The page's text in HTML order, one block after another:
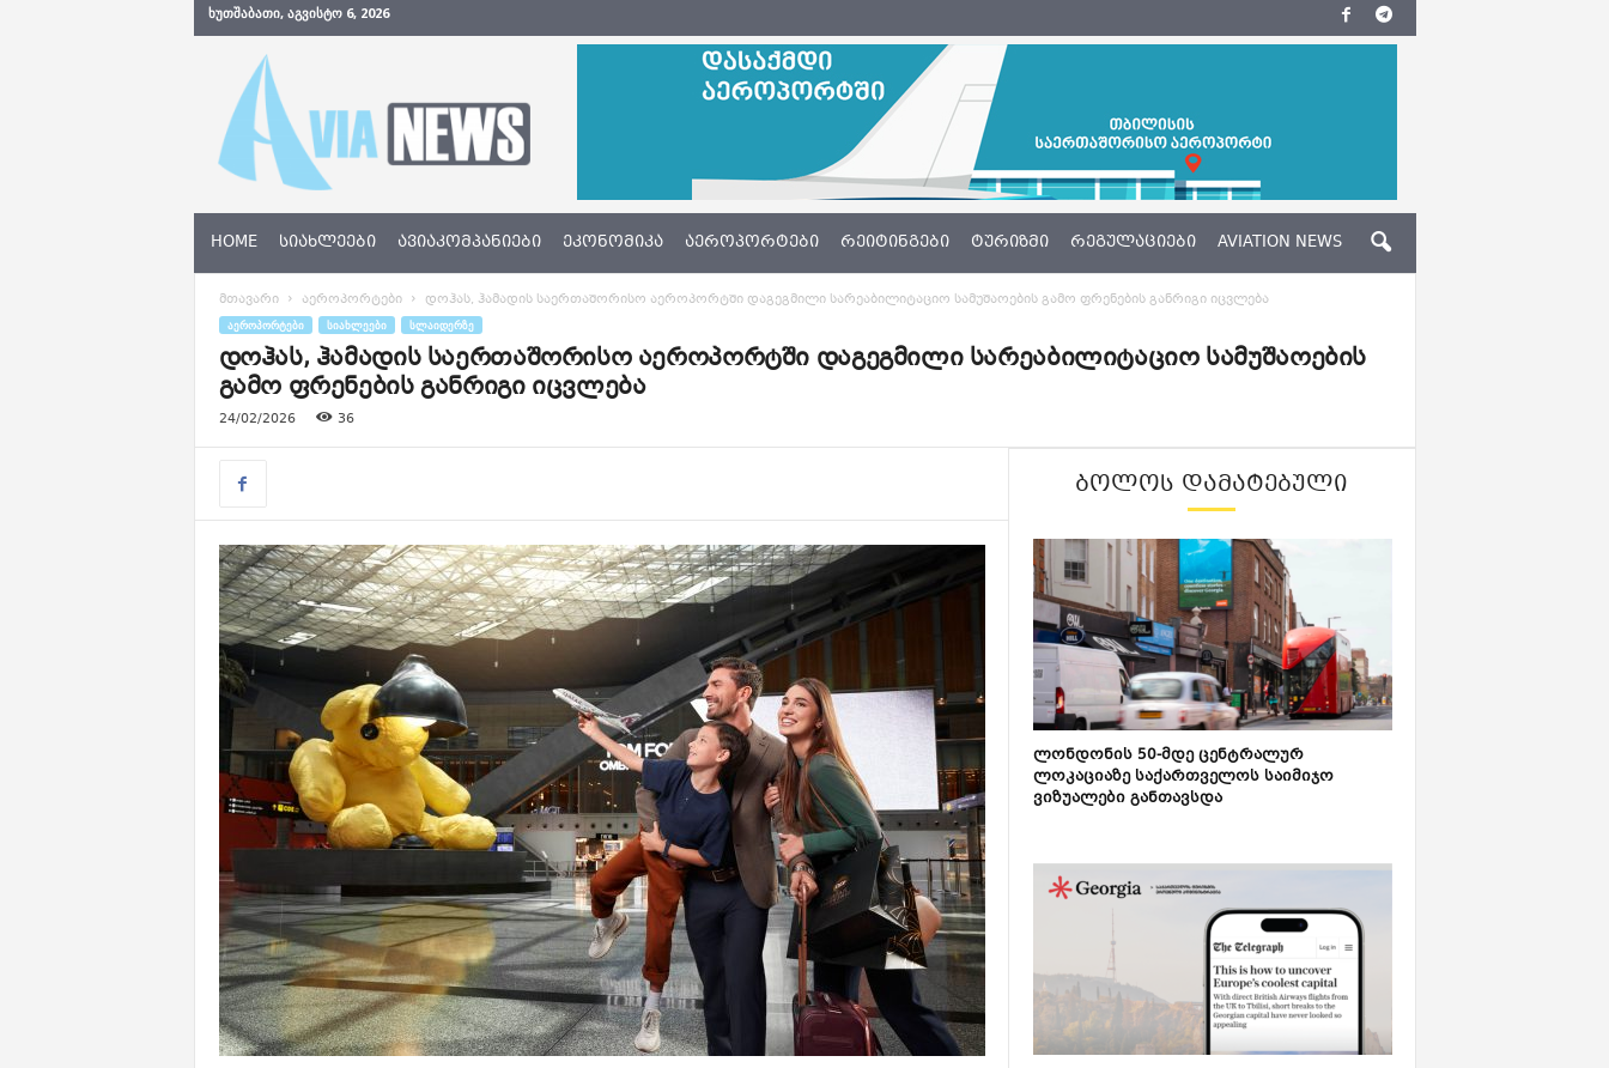
ᲮᲣᲗᲨᲐᲑᲐᲗᲘ, ᲐᲒᲕᲘᲡᲢᲝ 6, 2026
N
w
s
e
HOME ᲡᲘᲐᲮᲚᲔᲔᲑᲘ ᲐᲕᲘᲐᲙᲝᲛᲞᲐᲜᲘᲔᲑᲘ ᲔᲙᲝᲜᲝᲛᲘᲙᲐ ᲐᲔᲠᲝᲞᲝᲠᲢᲔᲑᲘ ᲠᲔᲘᲢᲘᲜᲒᲔᲑᲘ ᲢᲣᲠᲘᲖᲛᲘ ᲠᲔᲒᲣᲚᲐᲪᲘᲔᲑᲘ AVIATION NEWS
მთავარი აეროპორტები დოჰას, ჰამადის საერთაშორისო აეროპორტში დაგეგმილი სარეაბილიტაციო სამუშაოების გამო ფრენების განრიგი იცვლება
ᲐᲔᲠᲝᲞᲝᲠᲢᲔᲑᲘ ᲡᲘᲐᲮᲚᲔᲔᲑᲘ ᲡᲚᲐᲘᲓᲔᲠᲖᲔ
დოჰას, ჰამადის საერთაშორისო აეროპორტში დაგეგმილი სარეაბილიტაციო სამუშაოების
გამო ფრენების განრიგი იცვლება
24/02/2026 36
ᲑᲝᲚᲝᲡ ᲓᲐᲛᲐᲢᲔᲑᲣᲚᲘ
ლონდონის 50-მდე ცენტრალურ
ლოკაციაზე საქართველოს საიმიჯო
ვიზუალები განთავსდა